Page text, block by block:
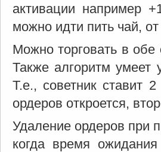
активации например
можно идти пить чай,
Можно торговать в обе
Также алгоритм умеет
Т.е., советник ставит
ордеров откроется,
Удаление ордеров при
когда время